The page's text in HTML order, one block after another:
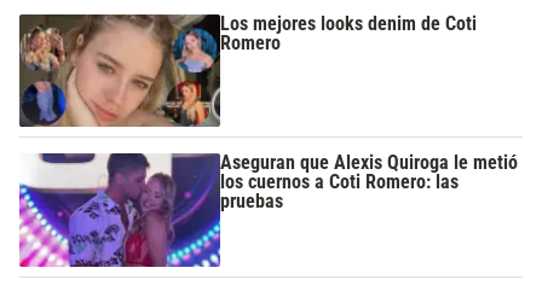
Los mejores looks denim de Coti
Romero
Aseguran que Alexis Quiroga le metió
los cuernos a Coti Romero: las
pruebas